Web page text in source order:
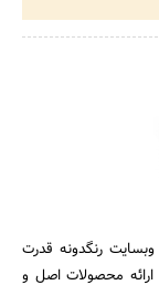
رنگدونه قدرت
محصولات اصل و